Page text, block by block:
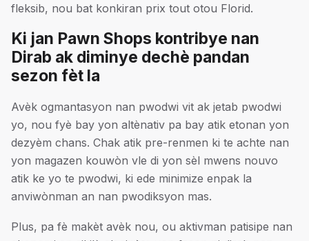
fleksib, nou bat konkiran prix tout otou Florid.
Ki jan Pawn Shops kontribye nan
Dirab ak diminye dechè pandan
sezon fèt la
Avèk ogmantasyon nan pwodwi vit ak jetab pwodwi
yo, nou fyè bay yon altènativ pa bay atik etonan yon
dezyèm chans. Chak atik pre-renmen ki te achte nan
yon magazen kouwòn vle di yon sèl mwens nouvo
atik ke yo te pwodwi, ki ede minimize enpak la
anviwònman an nan pwodiksyon mas.
Plus, pa fè makèt avèk nou, ou aktivman patisipe nan